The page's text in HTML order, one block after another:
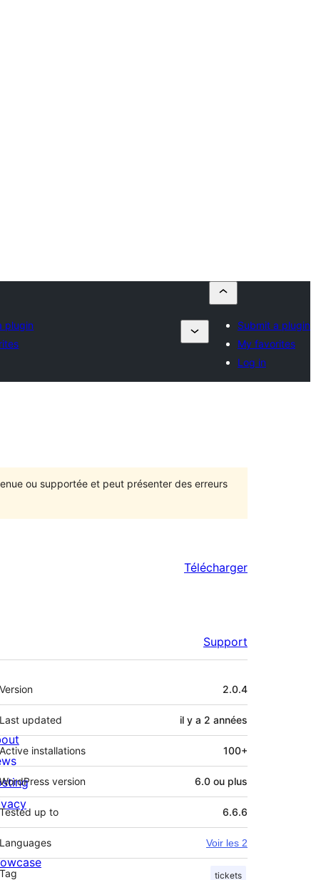
plugin
Submit a plugin
My favorites
Log in
ou supportée et peut présenter des erreurs
Télécharger
Support
Méta
Version 2.0.4
Last updated il y a 2 années
Active installations 100+
WordPress version 6.0 ou plus
Tested up to 6.6.6
Languages Voir les 2
Tag tickets